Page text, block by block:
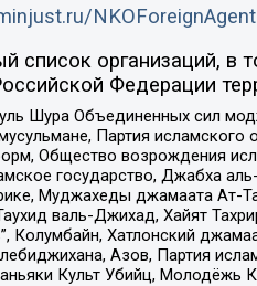
список организаций, в
Федерации
Шура Объединенных сил
Партия
Общество возрождения
государство, Джабха
Муджахеды джамаата Ат-
валь-Джихад, Хайят
Колумбайн, Хатлонский
Азов, Партия
Культ Убийц, Молодёжь